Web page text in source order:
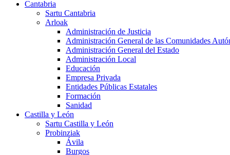
Cantabria
Sartu Cantabria
Arloak
Administración de Justicia
Administración General de las Comunidades
Administración General del Estado
Administración Local
Educación
Empresa Privada
Entidades Públicas Estatales
Formación
Sanidad
Castilla y León
Sartu Castilla y León
Probinziak
Ávila
Burgos